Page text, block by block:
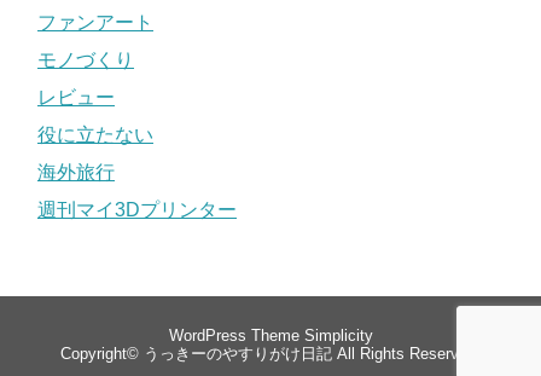
ファンアート
モノづくり
レビュー
役に立たない
海外旅行
週刊マイ3Dプリンター
WordPress Theme Simplicity
Copyright© うっきーのやすりがけ日記 All Rights Reserved.